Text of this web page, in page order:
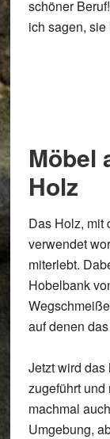
schöner
ich sagen,
Möbel
Holz
Das Holz, mit
verwendet
miterlebt.
Hobelbank
auf denen
Jetzt wird
zugeführt
machmal
Umgebung,